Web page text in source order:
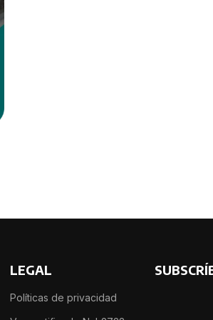
LEGAL
Políticas de privacidad